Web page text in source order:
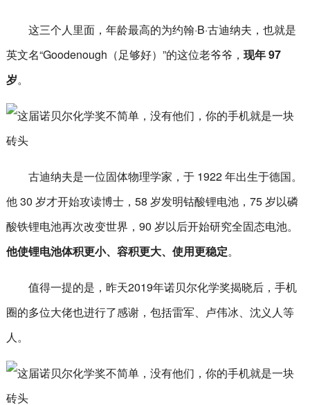
这三个人里面，年龄最高的为约翰·B·古迪纳夫，也就是
英文名“Goodenough（足够好）”的这位老爷爷， 现年 97
岁。
古迪纳夫是一位固体物理学家，于 1922 年出生于德国。
他 30 岁才开始攻读博士，58 岁发明钴酸锂电池，75 岁以磷
酸铁锂电池再次改变世界，90 岁以后开始研究全固态电池。
他使锂电池体积更小、容积更大、使用更稳定。
值得一提的是，昨天2019年诺贝尔化学奖揭晓后，手机
圈的多位大佬也进行了感谢，包括雷军、卢伟冰、沈义人等
人。